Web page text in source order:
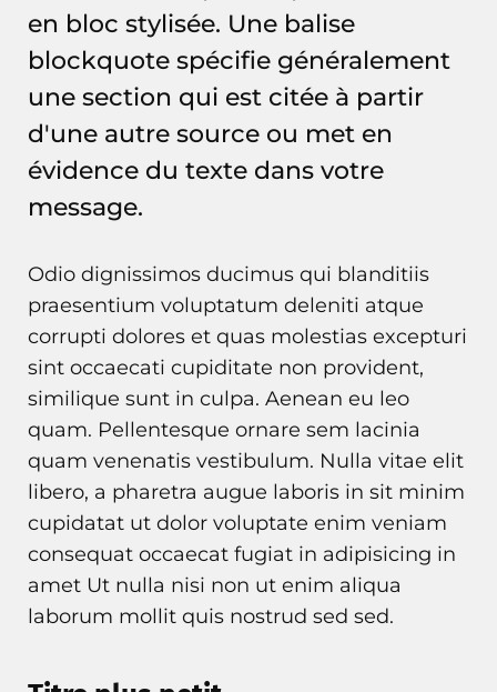
en bloc stylisée. Une balise
blockquote spécifie généralement
une section qui est citée à partir
d'une autre source ou met en
évidence du texte dans votre
message.
Odio dignissimos ducimus qui blanditiis
praesentium voluptatum deleniti atque
corrupti dolores et quas molestias excepturi
sint occaecati cupiditate non provident,
similique sunt in culpa. Aenean eu leo
quam. Pellentesque ornare sem lacinia
quam venenatis vestibulum. Nulla vitae elit
libero, a pharetra augue laboris in sit minim
cupidatat ut dolor voluptate enim veniam
consequat occaecat fugiat in adipisicing in
amet Ut nulla nisi non ut enim aliqua
laborum mollit quis nostrud sed sed.